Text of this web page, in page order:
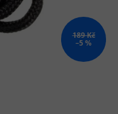
189 Kč
–5 %